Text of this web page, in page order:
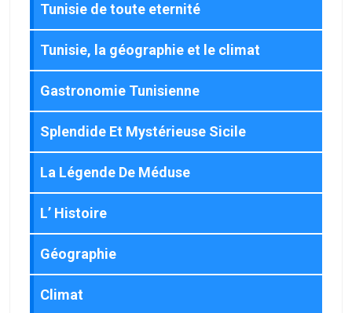
Tunisie de toute eternité
Tunisie, la géographie et le climat
Gastronomie Tunisienne
Splendide Et Mystérieuse Sicile
La Légende De Méduse
L’ Histoire
Géographie
Climat